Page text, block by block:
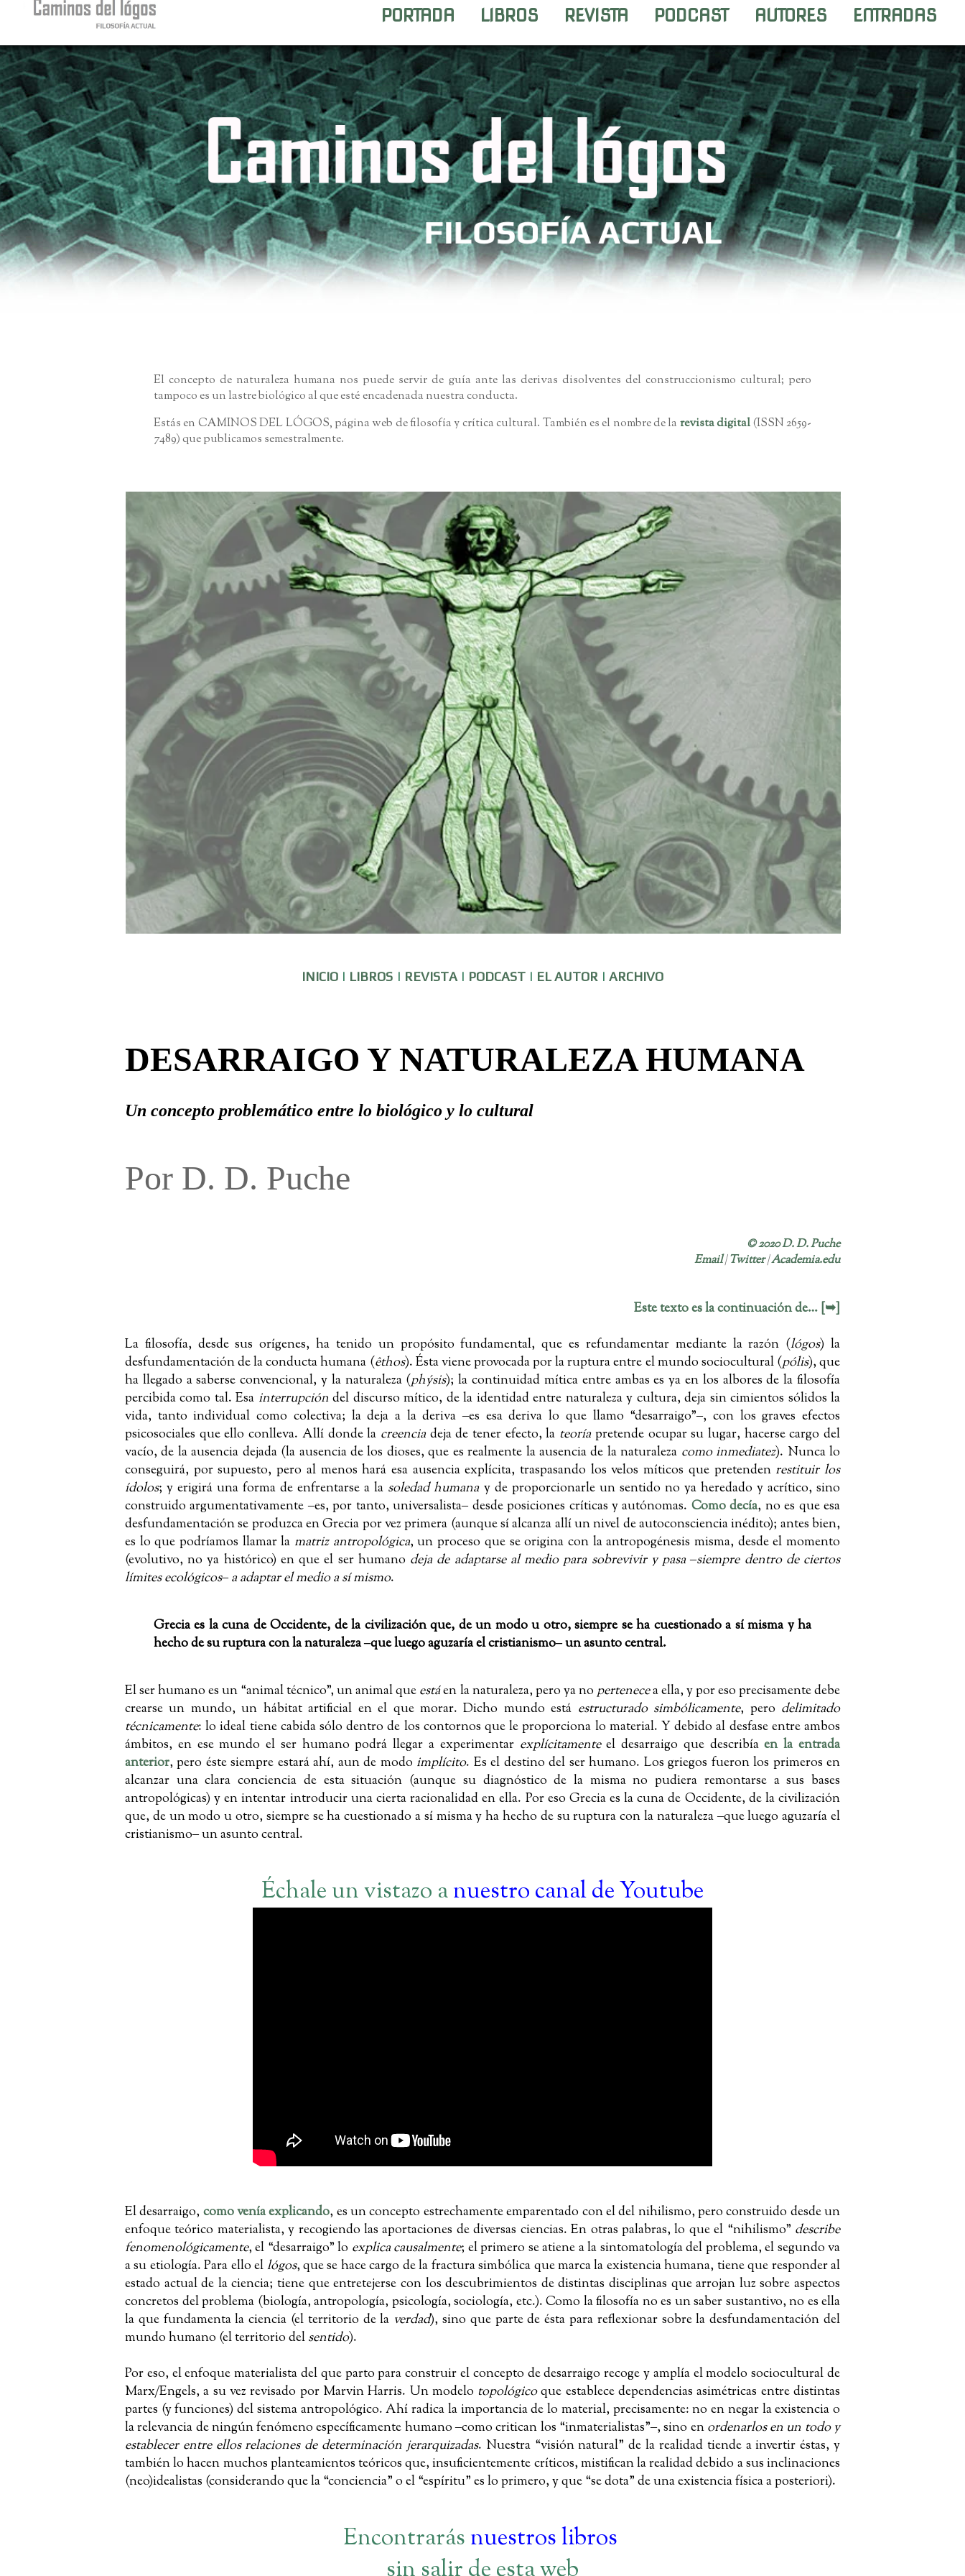
PORTADA LIBROS REVISTA PODCAST AUTORES ENTRADAS
El concepto de naturaleza humana nos puede servir de guía ante las derivas disolventes del construccionismo cultural; pero
tampoco es un lastre biológico al que esté encadenada nuestra conducta.
Estás en CAMINOS DEL LÓGOS, página web de filosofía y crítica cultural. También es el nombre de la revista digital(ISSN 2659-
7489) que publicamos semestralmente.
INICIO | LIBROS | REVISTA | PODCAST | EL AUTOR | ARCHIVO
DESARRAIGO Y NATURALEZA HUMANA
Un concepto problemático entre lo biológico y lo cultural
Por D. D. Puche
©2020D. D. Puche
Email| Twitter|Academia.edu
Este texto es la continuación de… [➥]
La filosofía, desde sus orígenes, ha tenido un propósito fundamental, que es refundamentar mediante la razón (lógos) la
desfundamentación de la conducta humana (êthos). Ésta viene provocada por la ruptura entre el mundo sociocultural (pólis), que
ha llegado a saberse convencional, y la naturaleza (phýsis); la continuidad mítica entre ambas es ya en los albores de la filosofía
percibida como tal. Esa interrupcióndel discurso mítico, de la identidad entre naturaleza y cultura, deja sin cimientos sólidos la
vida, tanto individual como colectiva; la deja a la deriva ‒es esa deriva lo que llamo “desarraigo”‒, con los graves efectos
psicosociales que ello conlleva. Allí donde la creenciadeja de tener efecto, la teoríapretende ocupar su lugar, hacerse cargo del
vacío, de la ausencia dejada (la ausencia de los dioses, que es realmente la ausencia de la naturaleza como inmediatez). Nunca lo
conseguirá, por supuesto, pero al menos hará esa ausencia explícita, traspasando los velos míticos que pretenden restituir los
ídolos; y erigirá una forma de enfrentarse a la soledad humanay de proporcionarle un sentido no ya heredado y acrítico, sino
construido argumentativamente ‒es, por tanto, universalista‒ desde posiciones críticas y autónomas. Como decía, no es que esa
desfundamentación se produzca en Grecia por vez primera (aunque sí alcanza allí un nivel de autoconsciencia inédito); antes bien,
es lo que podríamos llamar la matriz antropológica, un proceso que se origina con la antropogénesis misma, desde el momento
(evolutivo, no ya histórico) en que el ser humano deja de adaptarse al medio para sobrevivir y pasa ‒siempre dentro de ciertos
límites ecológicos‒ a adaptar el medio a sí mismo.
Grecia es la cuna de Occidente, de la civilización que, de un modo u otro, siempre se ha cuestionado a sí misma y ha
hecho de su ruptura con la naturaleza ‒que luego aguzaría el cristianismo‒ un asunto central.
El ser humano es un “animal técnico”, un animal queestáen la naturaleza, pero ya no pertenecea ella, y por eso precisamente debe
crearse un mundo, un hábitat artificial en el que morar. Dicho mundo está estructurado simbólicamente, pero delimitado
técnicamente: lo ideal tiene cabida sólo dentro de los contornos que le proporciona lo material. Y debido al desfase entre ambos
ámbitos, en ese mundo el ser humano podrá llegar a experimentar explícitamenteel desarraigo que describíaen la entrada
anterior, pero éste siempre estará ahí, aun de modo implícito. Es el destino del ser humano. Los griegos fueron los primeros en
alcanzar una clara conciencia de esta situación (aunque su diagnóstico de la misma no pudiera remontarse a sus bases
antropológicas) y en intentar introducir una cierta racionalidad en ella. Por eso Grecia es la cuna de Occidente, de la civilización
que, de un modo u otro, siempre se ha cuestionado a sí misma y ha hecho de su ruptura con la naturaleza ‒que luego aguzaría el
cristianismo‒ un asunto central.
Échale un vistazo anuestro canal de Youtube
El desarraigo, como venía explicando, es un concepto estrechamente emparentado con el del nihilismo, pero construido desde un
enfoque teórico materialista, y recogiendo las aportaciones de diversas ciencias. En otras palabras, lo que el “nihilismo” describe
fenomenológicamente, el “desarraigo” lo explica causalmente; el primero se atiene a la sintomatología del problema, el segundo va
a su etiología. Para ello ellógos, que se hace cargo de la fractura simbólica que marca la existencia humana, tiene que responder al
estado actual de la ciencia; tiene que entretejerse con los descubrimientos de distintas disciplinas que arrojan luz sobre aspectos
concretos del problema (biología, antropología, psicología, sociología, etc.). Como la filosofía no es un saber sustantivo, no es ella
la que fundamenta la ciencia (el territorio de la verdad), sino que parte de ésta para reflexionar sobre la desfundamentación del
mundo humano (el territorio delsentido).
Por eso, el enfoque materialista del que parto para construir el concepto de desarraigo recoge y amplía el modelo sociocultural de
Marx/Engels, a su vez revisado por Marvin Harris. Un modelo topológicoque establece dependencias asimétricas entre distintas
partes (y funciones) del sistema antropológico. Ahí radica la importancia de lo material, precisamente: no en negar la existencia o
la relevancia de ningún fenómeno específicamente humano ‒como critican los “inmaterialistas”‒, sino enordenarlos en un todo y
establecer entre ellos relaciones de determinación jerarquizadas. Nuestra “visión natural” de la realidad tiende a invertir éstas, y
también lo hacen muchos planteamientos teóricos que, insuficientemente críticos, mistifican la realidad debido a sus inclinaciones
(neo)idealistas (considerando que la “conciencia” o el “espíritu” es lo primero, y que “se dota” de una existencia física a posteriori).
Encontrarásnuestros libros